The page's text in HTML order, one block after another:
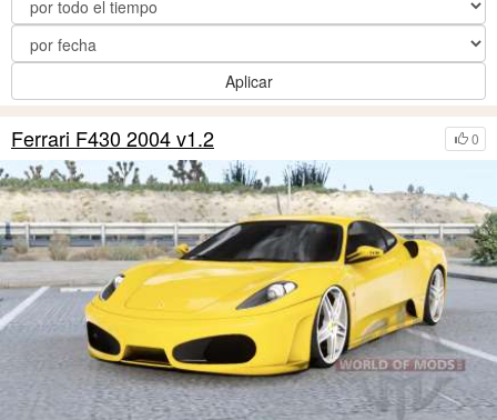
Aplicar
0
Ferrari F430 2004 v1.2